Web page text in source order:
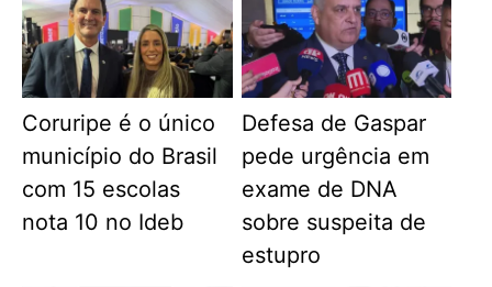
Coruripe é o único
município do Brasil
com 15 escolas
nota 10 no Ideb
Defesa de Gaspar
pede urgência em
exame de DNA
sobre suspeita de
estupro